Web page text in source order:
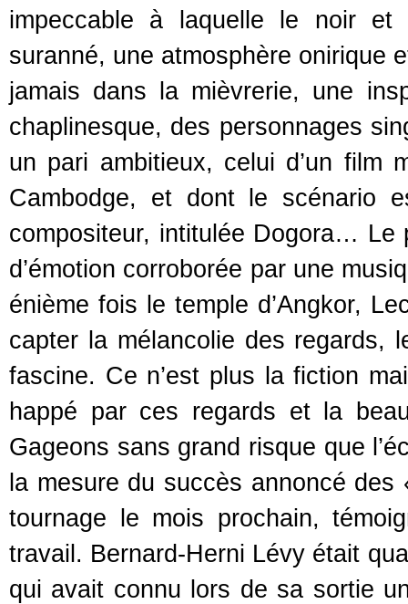
impeccable à laquelle le noir et
suranné, une atmosphère onirique
jamais dans la mièvrerie, une
chaplinesque, des personnages
un pari ambitieux, celui d’un film
Cambodge, et dont le scénario
compositeur, intitulée Dogora… Le
d’émotion corroborée par une
énième fois le temple d’Angkor,
capter la mélancolie des regards,
fascine. Ce n’est plus la fiction
happé par ces regards et la
Gageons sans grand risque que
la mesure du succès annoncé
tournage le mois prochain,
travail. Bernard-Herni Lévy était
qui avait connu lors de sa sortie